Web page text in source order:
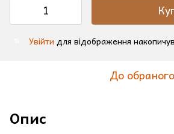
Увійти для відображення
До обраного
Опис